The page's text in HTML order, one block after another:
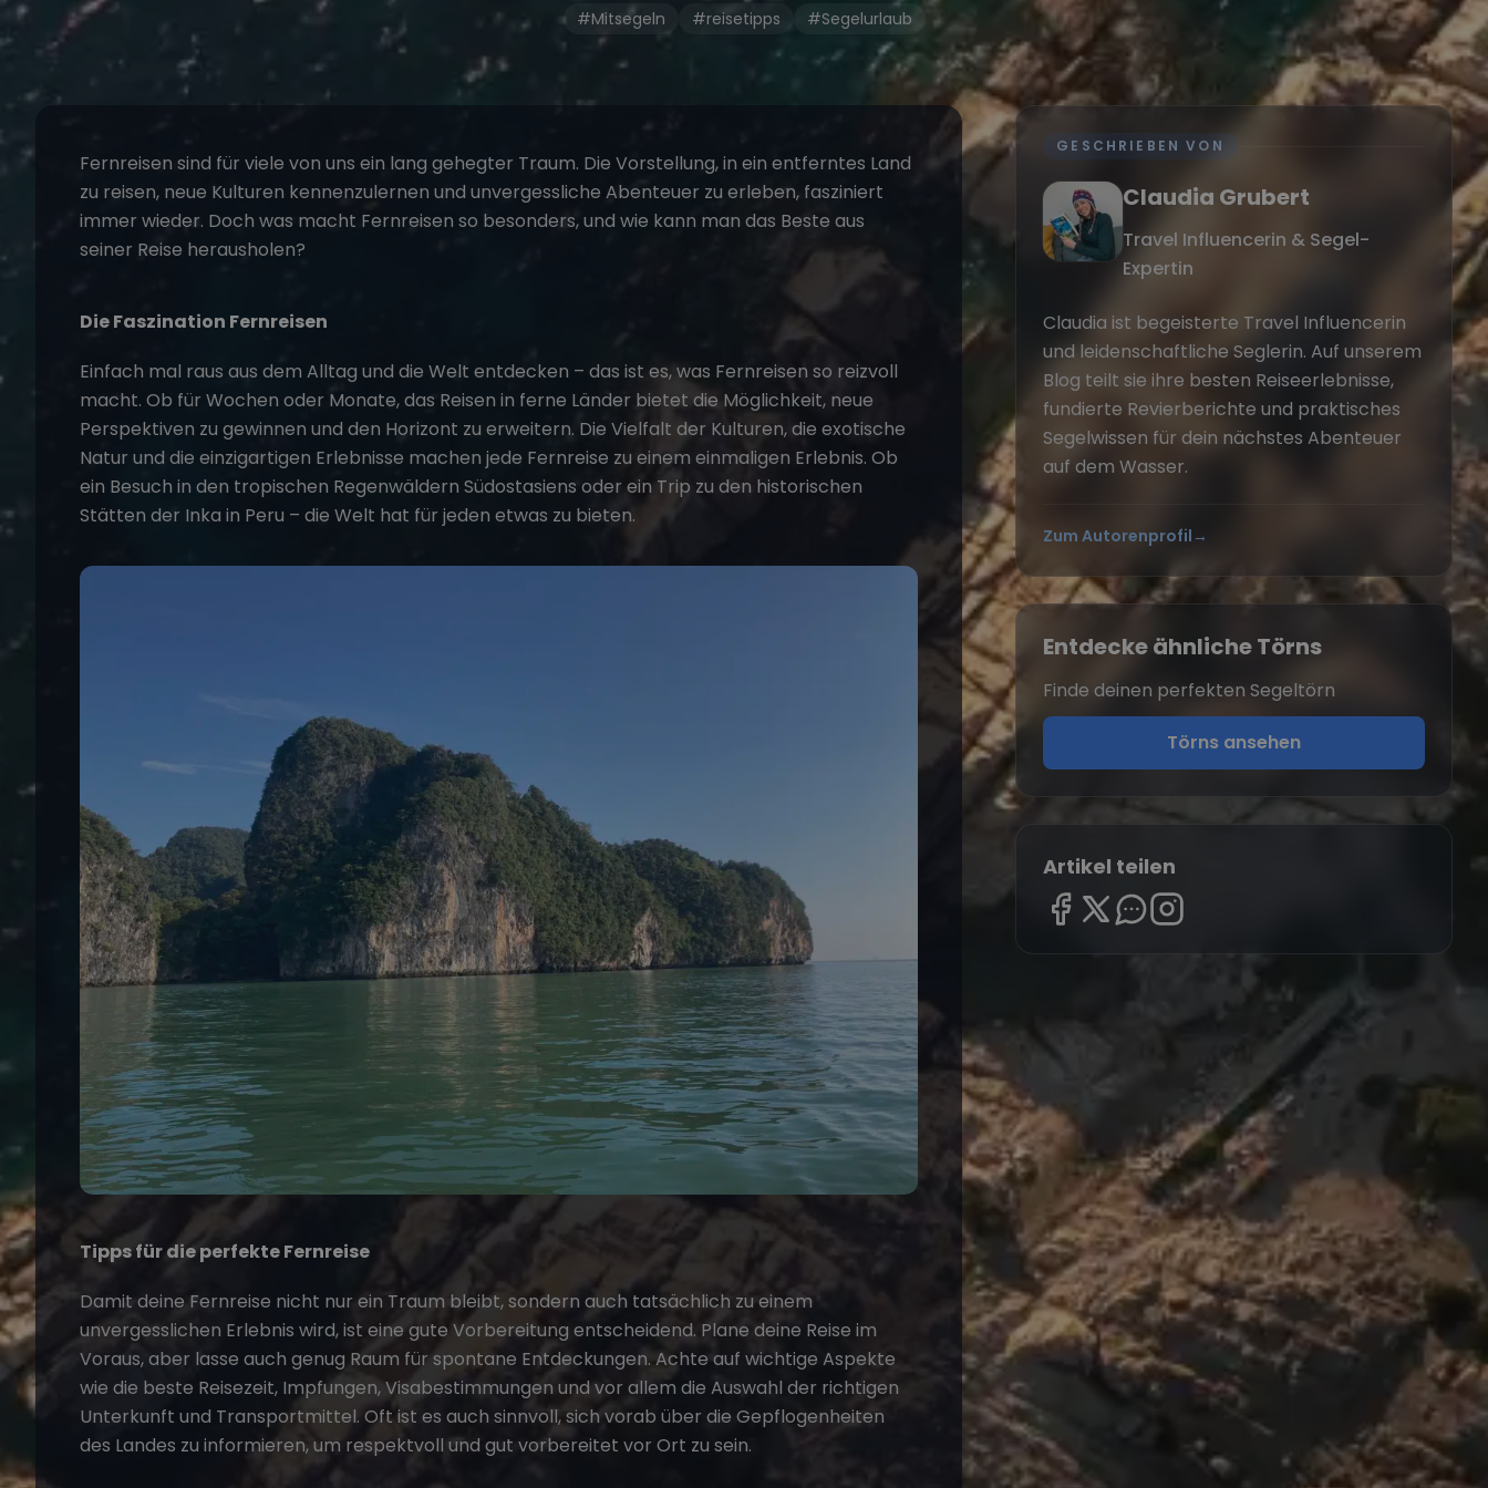
#Mitsegeln #reisetipps #Segelurlaub
Fernreisen sind für viele von uns ein lang gehegter Traum. Die Vorstellung, in ein entferntes Land
zu reisen, neue Kulturen kennenzulernen und unvergessliche Abenteuer zu erleben, fasziniert
immer wieder. Doch was macht Fernreisen so besonders, und wie kann man das Beste aus
seiner Reise herausholen?
Die Faszination Fernreisen
Einfach mal raus aus dem Alltag und die Welt entdecken – das ist es, was Fernreisen so reizvoll
macht. Ob für Wochen oder Monate, das Reisen in ferne Länder bietet die Möglichkeit, neue
Perspektiven zu gewinnen und den Horizont zu erweitern. Die Vielfalt der Kulturen, die exotische
Natur und die einzigartigen Erlebnisse machen jede Fernreise zu einem einmaligen Erlebnis. Ob
ein Besuch in den tropischen Regenwäldern Südostasiens oder ein Trip zu den historischen
Stätten der Inka in Peru – die Welt hat für jeden etwas zu bieten.
Tipps für die perfekte Fernreise
Damit deine Fernreise nicht nur ein Traum bleibt, sondern auch tatsächlich zu einem
unvergesslichen Erlebnis wird, ist eine gute Vorbereitung entscheidend. Plane deine Reise im
Voraus, aber lasse auch genug Raum für spontane Entdeckungen. Achte auf wichtige Aspekte
wie die beste Reisezeit, Impfungen, Visabestimmungen und vor allem die Auswahl der richtigen
Unterkunft und Transportmittel. Oft ist es auch sinnvoll, sich vorab über die Gepflogenheiten
des Landes zu informieren, um respektvoll und gut vorbereitet vor Ort zu sein.
GESCHRIEBEN VON
Claudia Grubert
Travel Influencerin & Segel-
Expertin
Claudia ist begeisterte Travel Influencerin
und leidenschaftliche Seglerin. Auf unserem
Blog teilt sie ihre besten Reiseerlebnisse,
fundierte Revierberichte und praktisches
Segelwissen für dein nächstes Abenteuer
auf dem Wasser.
Zum Autorenprofil →
Entdecke ähnliche Törns
Finde deinen perfekten Segeltörn
Törns ansehen
Artikel teilen